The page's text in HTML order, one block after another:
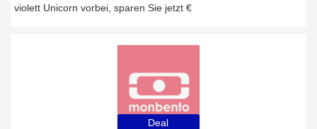
violett Unicorn vorbei, sparen Sie jetzt €
Deal